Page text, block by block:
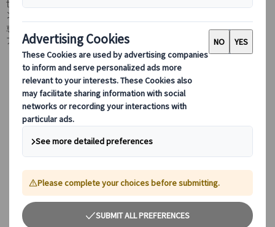
世界遺産アルハンブラ宮殿や白い村ミハス、ロンダなど、南スペイ
ンを代表する名所を日本語ガイド付きで安心して観光できます。
専用車移動のプライベートプラン中心で、自由度の高いアンダルシ
ア旅行を実現します。
【プライベート】世界遺産アルハン
ブラ宮殿入場観光 午前/午後（日本
語観光ガイド付）
【グラナダ発マラガ着
ア白い村ミハス、フリ
ネルハ 終日プライベ
本語観光ガイド付）